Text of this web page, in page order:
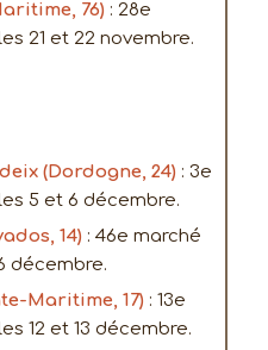
76) : 28e
21 et 22 novembre.
(Dordogne, 24) : 3e
5 et 6 décembre.
14) : 46e marché
décembre.
Maritime, 17) : 13e
12 et 13 décembre.